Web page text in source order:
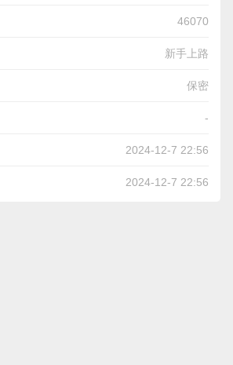
46070
新手上路
保密
-
2024-12-7 22:56
2024-12-7 22:56